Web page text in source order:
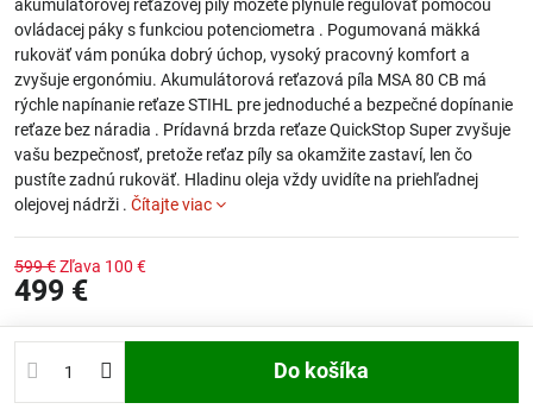
akumulátorovej reťazovej píly môžete plynule regulovať pomocou
ovládacej páky s funkciou potenciometra . Pogumovaná mäkká
rukoväť vám ponúka dobrý úchop, vysoký pracovný komfort a
zvyšuje ergonómiu. Akumulátorová reťazová píla MSA 80 CB má
rýchle napínanie reťaze STIHL pre jednoduché a bezpečné dopínanie
reťaze bez náradia . Prídavná brzda reťaze QuickStop Super zvyšuje
vašu bezpečnosť, pretože reťaz píly sa okamžite zastaví, len čo
pustíte zadnú rukoväť. Hladinu oleja vždy uvidíte na priehľadnej
olejovej nádrži . Čítajte viac
599 €Zľava 100 €
499 €
Do košíka